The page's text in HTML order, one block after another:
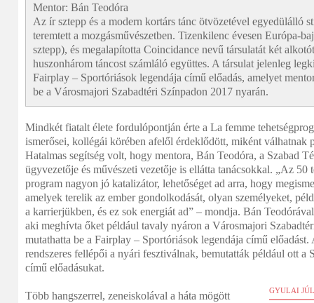
Mentor: Bán Teodóra
Az ír sztepp és a modern kortárs tánc ötvözetével egyedülálló
teremtett a mozgásművészetben. Tizenkilenc évesen Európa-
sztepp), és megalapította Coincidance nevű társulatát két
huszonhárom táncost számláló együttes. A társulat jelenleg
Fairplay – Sportóriások legendája című előadás, amelyet
be a Városmajori Szabadtéri Színpadon 2017 nyarán.
Mindkét fiatalt élete fordulópontján érte a La femme
ismerősei, kollégái körében afelől érdeklődött, miként válhatnak
Hatalmas segítség volt, hogy mentora, Bán Teodóra, a Szabad
ügyvezetője és művészeti vezetője is ellátta tanácsokkal. „Az 50
program nagyon jó katalizátor, lehetőséget ad arra, hogy
amelyek terelik az ember gondolkodását, olyan személyeket,
a karrierjükben, és ez sok energiát ad” – mondja. Bán
aki meghívta őket például tavaly nyáron a Városmajori
mutathatta be a Fairplay – Sportóriások legendája című
rendszeres fellépői a nyári fesztiválnak, bemutatták például ott a
című előadásukat.
GYULAI
Több hangszerrel, zeneiskolával a háta mögött